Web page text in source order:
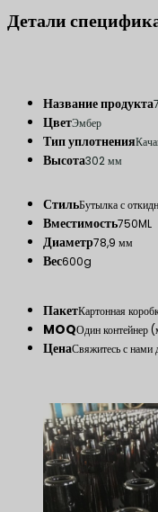
Детали
Название продукта
ЦветЭмбер
Тип уплотнения
Высота302 мм
СтильБутылка с
Вместимость750ML
Диаметр78,9 мм
Вес600g
ПакетКартонная
MOQОдин контейнер
ЦенаСвяжитесь с нами